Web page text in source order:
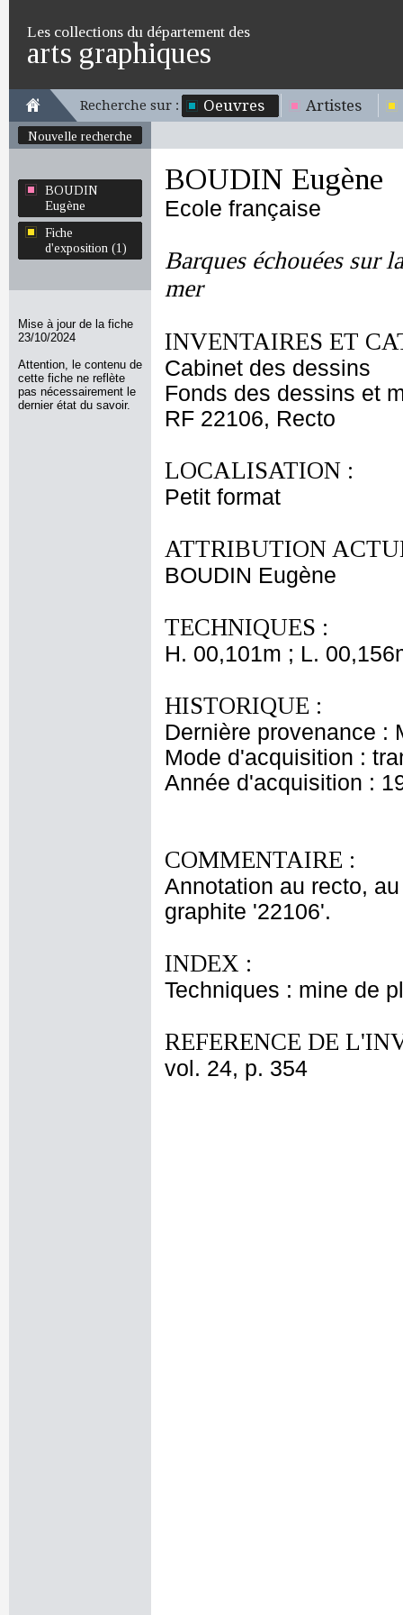
Les collections du département des
arts graphiques
Recherche sur : Oeuvres Artistes
Nouvelle recherche
BOUDIN
Eugène
Fiche
d'exposition (1)
Mise à jour de la fiche
23/10/2024
Attention, le contenu de
cette fiche ne reflète
pas nécessairement le
dernier état du savoir.
BOUDIN Eugène
Ecole française
Barques échouées sur
mer
INVENTAIRES ET
Cabinet des dessins
Fonds des dessins et
RF 22106, Recto
LOCALISATION :
Petit format
ATTRIBUTION
BOUDIN Eugène
TECHNIQUES :
H. 00,101m ; L.
HISTORIQUE :
Dernière provenance :
Mode d'acquisition :
Année d'acquisition :
COMMENTAIRE :
Annotation au recto,
graphite '22106'.
INDEX :
Techniques : mine de
REFERENCE DE
vol. 24, p. 354